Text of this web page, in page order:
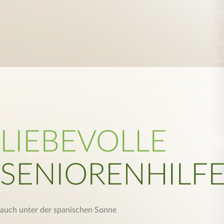
LIEBEVOLLE
auch unter der spanischen Sonne